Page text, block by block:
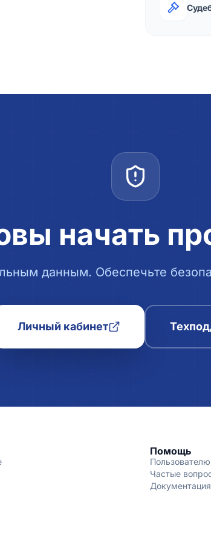
начать
данным. Обеспечьте
Личный кабинет
Помощь
Пользователю
Частые
Документация